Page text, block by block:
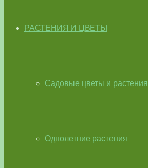
РАСТЕНИЯ И ЦВЕТЫ
Садовые цветы и растения
Однолетние растения